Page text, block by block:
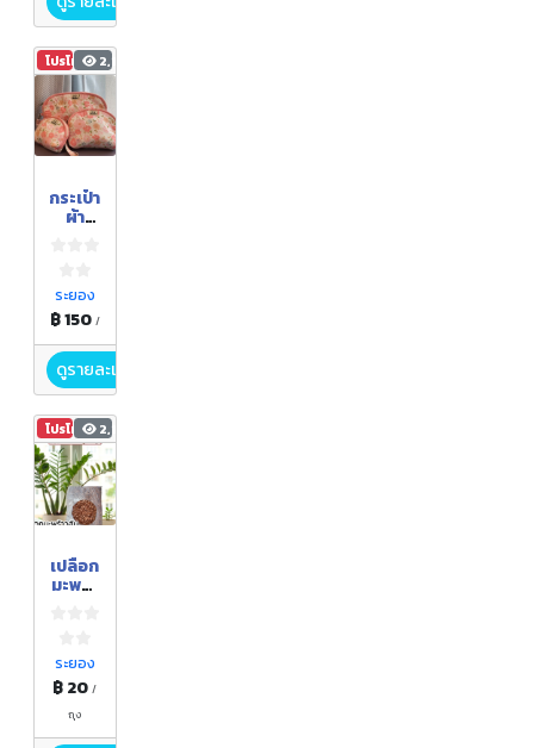
โปรโมชัน 2,182
กระเป๋า
ผ้า
ระยอง
฿ 150 /
ดูรายละเอียด
โปรโมชัน 2,192
เปลือก
มะพร้า
ระยอง
฿ 20/
ถุง